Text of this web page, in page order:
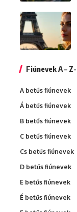
Fiúnevek A –
A betűs fiúnevek
Á betűs fiúnevek
B betűs fiúnevek
C betűs fiúnevek
Cs betűs fiúnevek
D betűs fiúnevek
E betűs fiúnevek
É betűs fiúnevek